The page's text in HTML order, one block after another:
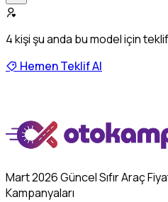
4kişi şu anda bu model için
Hemen Teklif Al
Mart 2026 Güncel Sıfır Araç
Kampanyaları